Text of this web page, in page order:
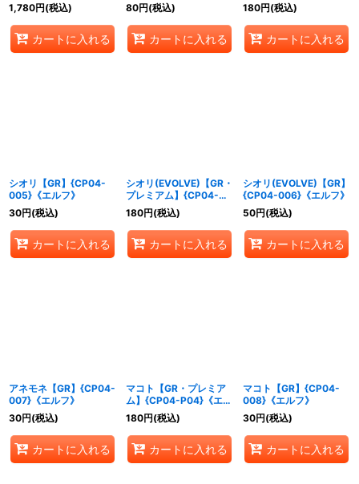
1,780円(税込)
カートに入れる
80円(税込)
カートに入れる
180円(税込)
カートに入れる
シオリ【GR】{CP04-
005}《エルフ》
30円(税込)
カートに入れる
シオリ(EVOLVE)【GR・
プレミアム】{CP04-
P02}《エルフ》
180円(税込)
カートに入れる
シオリ(EVOLVE)【GR】
{CP04-006}《エルフ》
50円(税込)
カートに入れる
アネモネ【GR】{CP04-
007}《エルフ》
30円(税込)
カートに入れる
マコト【GR・プレミア
ム】{CP04-P04}《エル
フ》
180円(税込)
カートに入れる
マコト【GR】{CP04-
008}《エルフ》
30円(税込)
カートに入れる